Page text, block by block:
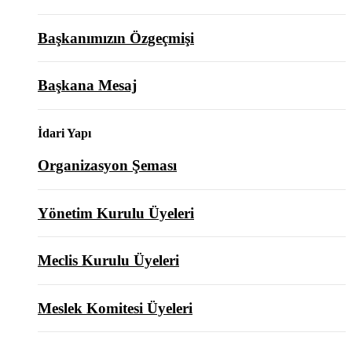
Başkanımızın Özgeçmişi
Başkana Mesaj
İdari Yapı
Organizasyon Şeması
Yönetim Kurulu Üyeleri
Meclis Kurulu Üyeleri
Meslek Komitesi Üyeleri